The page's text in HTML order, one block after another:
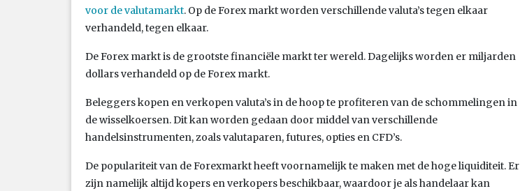
voor de valutamarkt. Op de Forex markt worden verschillende valuta’s tegen elkaar
verhandeld, tegen elkaar.
De Forex markt is de grootste financiële markt ter wereld. Dagelijks worden er miljarden
dollars verhandeld op de Forex markt.
Beleggers kopen en verkopen valuta’s in de hoop te profiteren van de schommelingen in
de wisselkoersen. Dit kan worden gedaan door middel van verschillende
handelsinstrumenten, zoals valutaparen, futures, opties en CFD’s.
De populariteit van de Forexmarkt heeft voornamelijk te maken met de hoge liquiditeit. Er
zijn namelijk altijd kopers en verkopers beschikbaar, waardoor je als handelaar kan